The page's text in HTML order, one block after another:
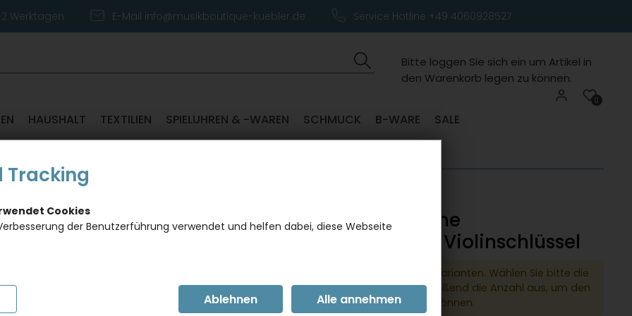
Werktagen E-Mail info@musikboutique-kuebler.de Service Hotline +49 4060928527
Bitte loggen Sie sich ein um Artikel in
den Warenkorb legen zu können.
0
HAUSHALT TEXTILIEN SPIELUHREN & -WAREN SCHMUCK B-WARE SALE
graue oder mintgrüne
Thermosflasche mit Violinschlüssel
Dieses Produkt hat verschiedene Varianten. Wählen Sie bitte die
gewünschte Variante und anschließend die Anzahl aus, um den
Artikel in den Warenkorb legen zu können.
Tracking
Cookies
der Benutzerführung verwendet und helfen dabei, diese Webseite